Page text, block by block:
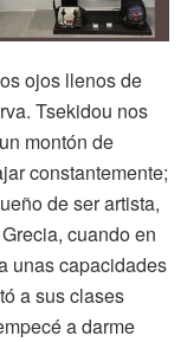
ojos llenos de
Tsekidou nos
montón de
constantemente;
de ser artista,
cuando en
unas capacidades
a sus clases
a darme